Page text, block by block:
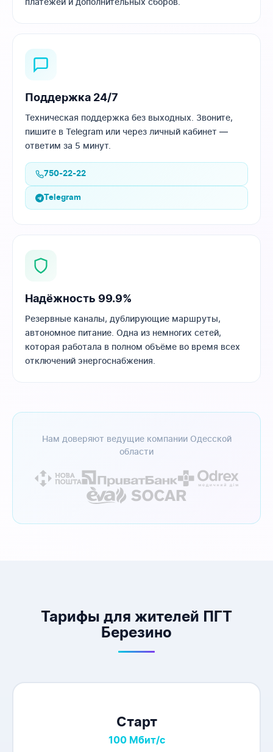
Поддержка 24/7
Техническая поддержка без выходных. Звоните,
пишите в Telegram или через личный кабинет —
ответим за 5 минут.
750-22-22
Telegram
Надёжность 99.9%
Резервные каналы, дублирующие маршруты,
автономное питание. Одна из немногих сетей,
которая работала в полном объёме во время всех
отключений энергоснабжения.
Нам доверяют ведущие компании Одесской
области
Тарифы для жителей ПГТ
Березино
Старт
100 Мбит/с